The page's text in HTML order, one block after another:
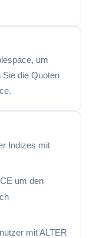
um
Sie die Quoten
Indizes mit
um den
mit ALTER